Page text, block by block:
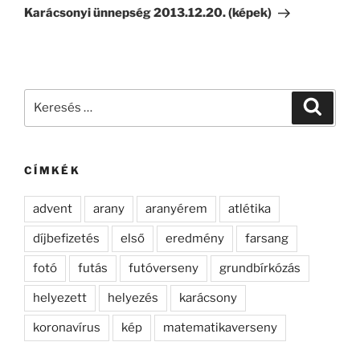
bejegyzés
Karácsonyi ünnepség 2013.12.20. (képek)
CÍMKÉK
advent arany aranyérem atlétika
díjbefizetés első eredmény farsang
fotó futás futóverseny grundbírkózás
helyezett helyezés karácsony
koronavírus kép matematikaverseny